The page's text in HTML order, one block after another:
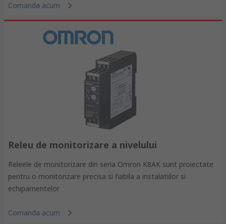
Comanda acum
Releu de monitorizare a nivelului
Releele de monitorizare din seria Omron K8AK sunt proiectate
pentru o monitorizare precisa si fiabila a instalatiilor si
echipamentelor
Comanda acum